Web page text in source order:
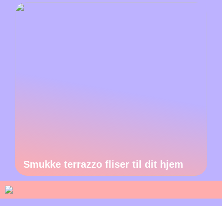
Smukke terrazzo fliser til dit hjem